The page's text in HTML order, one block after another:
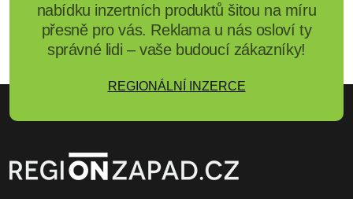
nabídku inzertních produktů šitou na míru
přesně pro vás. Reklama u nás osloví ty
správné lidi – vaše budoucí zákazníky!
REGIONÁLNÍ INZERCE